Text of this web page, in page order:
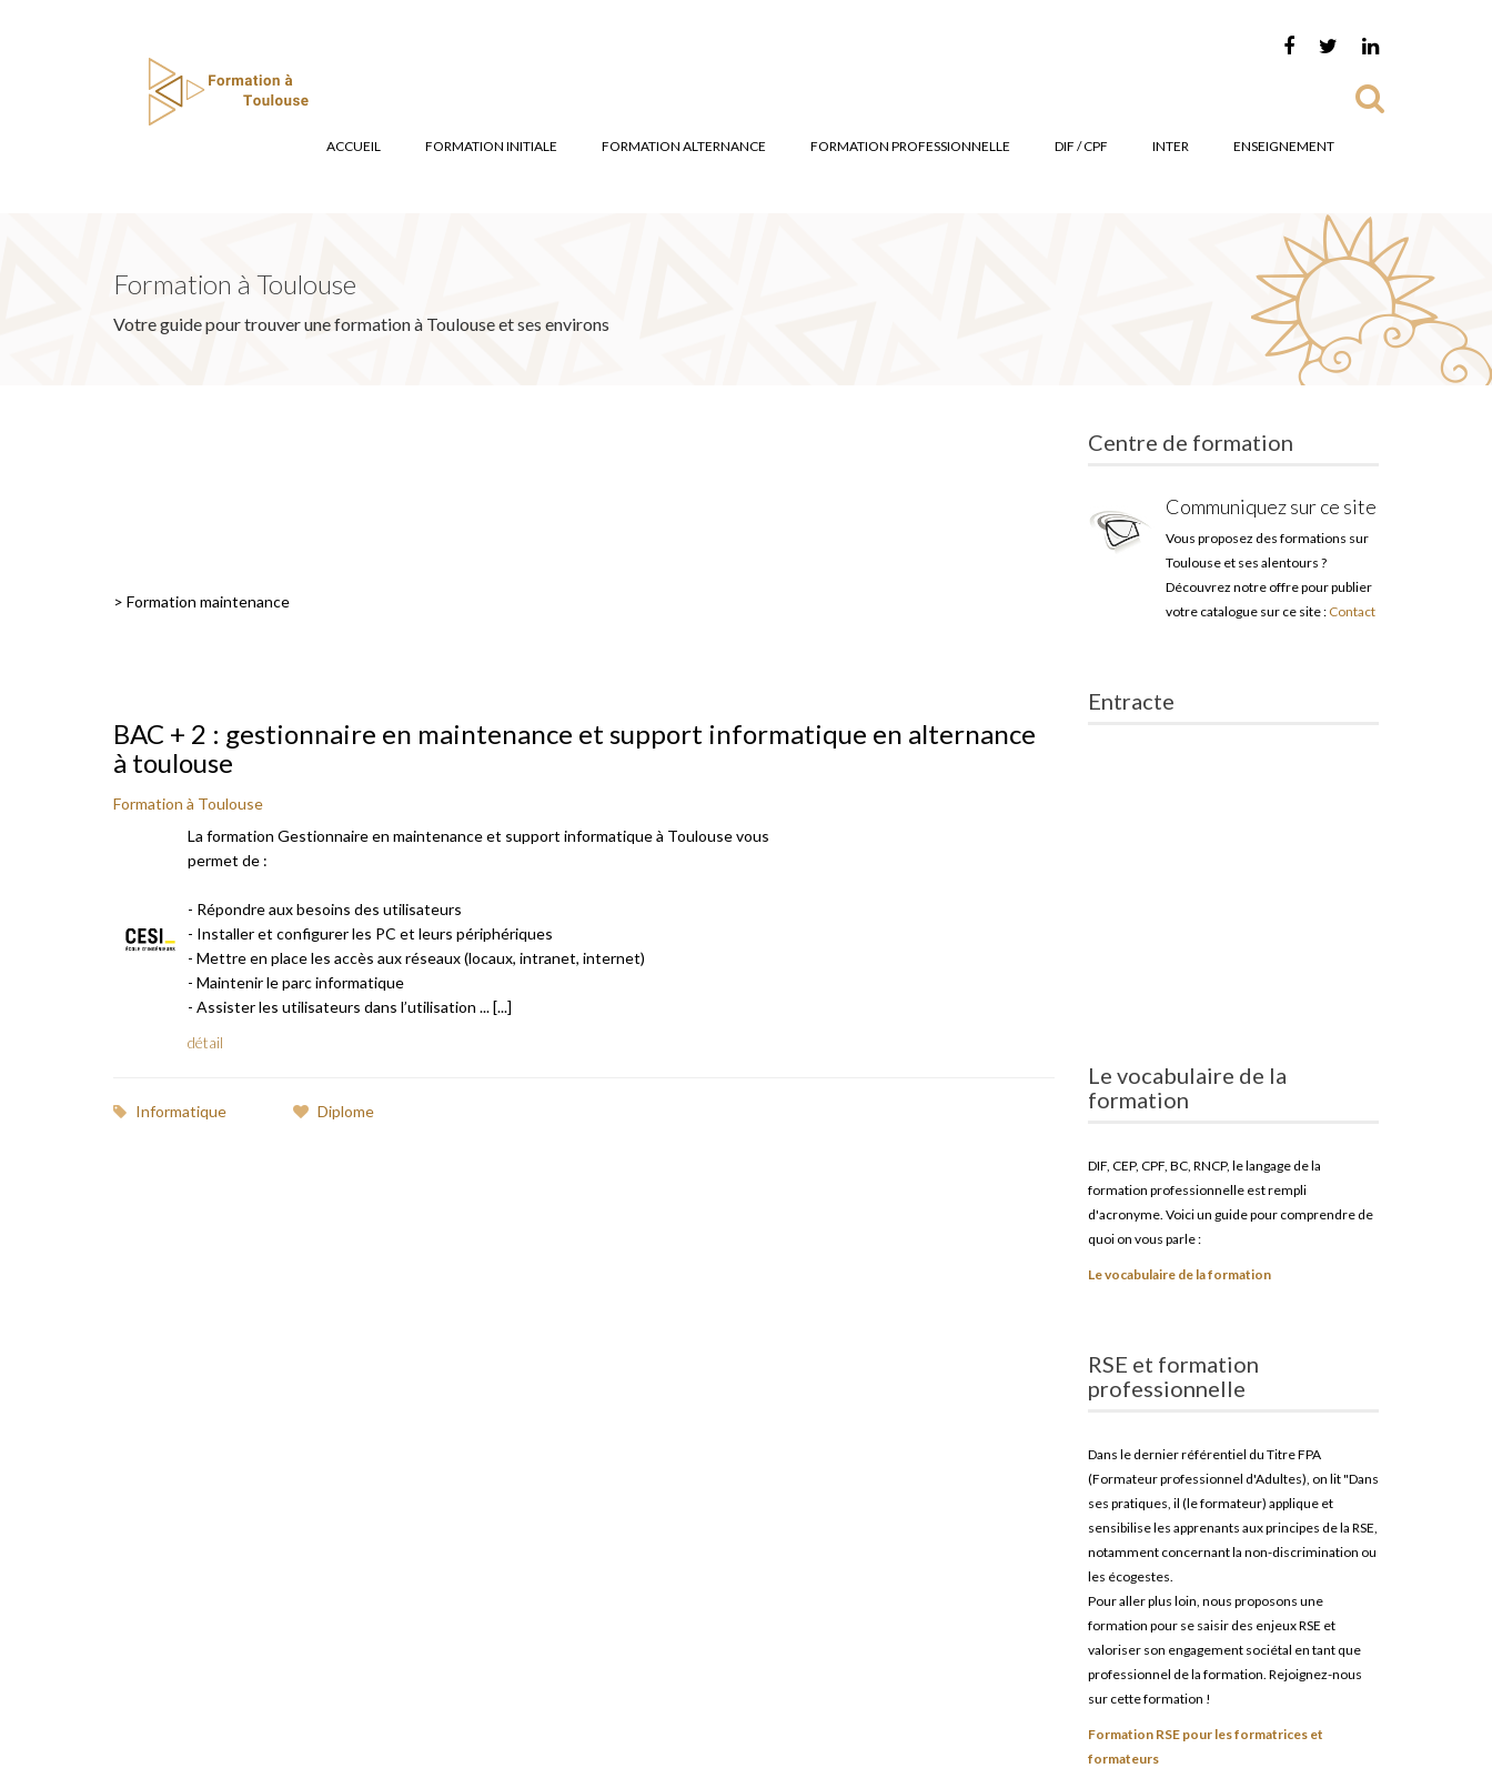
ACCUEIL FORMATION INITIALE FORMATION ALTERNANCE FORMATION PROFESSIONNELLE DIF / CPF INTER ENSEIGNEMENT
Formation à Toulouse
Votre guide pour trouver une formation à Toulouse et ses environs
> Formation maintenance
BAC + 2 : gestionnaire en maintenance et support informatique en alternance
à toulouse
Formation à Toulouse
La formation Gestionnaire en maintenance et support informatique à Toulouse vous
permet de :
- Répondre aux besoins des utilisateurs
- Installer et configurer les PC et leurs périphériques
- Mettre en place les accès aux réseaux (locaux, intranet, internet)
- Maintenir le parc informatique
- Assister les utilisateurs dans l’utilisation ... [...]
détail
Informatique Diplome
Centre de formation
Communiquez sur ce site
Vous proposez des formations sur
Toulouse et ses alentours ?
Découvrez notre offre pour publier
votre catalogue sur ce site : Contact
Entracte
Le vocabulaire de la
formation
DIF, CEP, CPF, BC, RNCP, le langage de la
formation professionnelle est rempli
d'acronyme. Voici un guide pour comprendre de
quoi on vous parle :
Le vocabulaire de la formation
RSE et formation
professionnelle
Dans le dernier référentiel du Titre FPA
(Formateur professionnel d'Adultes), on lit "Dans
ses pratiques, il (le formateur) applique et
sensibilise les apprenants aux principes de la RSE,
notamment concernant la non-discrimination ou
les écogestes.
Pour aller plus loin, nous proposons une
formation pour se saisir des enjeux RSE et
valoriser son engagement sociétal en tant que
professionnel de la formation. Rejoignez-nous
sur cette formation !
Formation RSE pour les formatrices et
formateurs